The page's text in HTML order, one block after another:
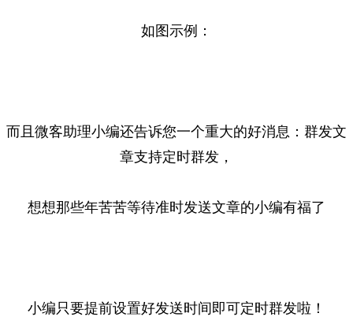
如图示例：
而且微客助理小编还告诉您一个重大的好消息：群发文
章支持定时群发，
想想那些年苦苦等待准时发送文章的小编有福了
小编只要提前设置好发送时间即可定时群发啦！